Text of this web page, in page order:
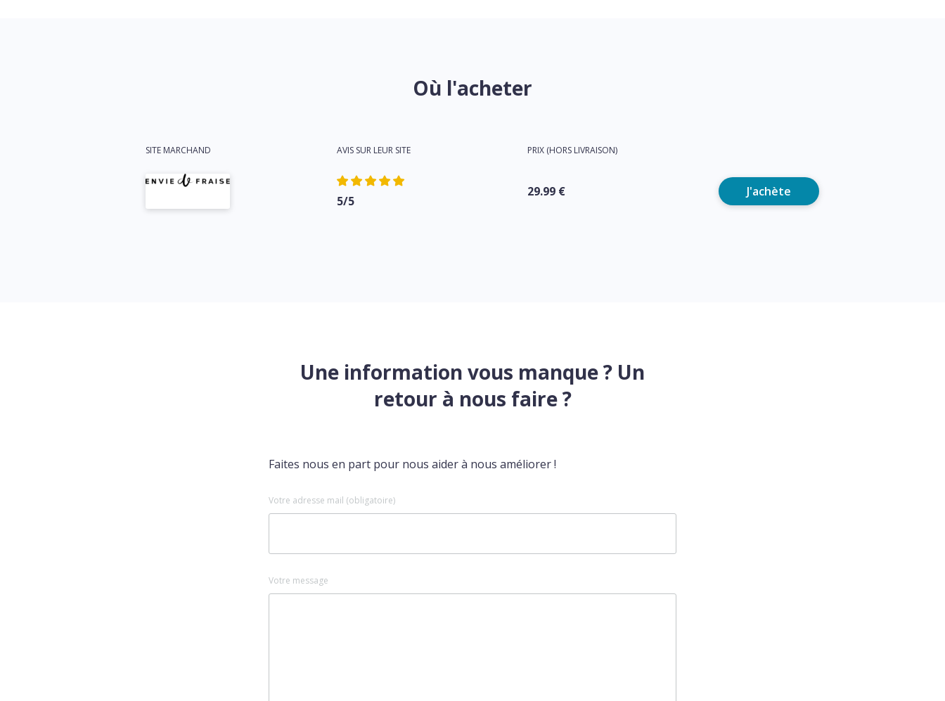
Où l'acheter
SITE MARCHAND AVIS SUR LEUR SITE PRIX (HORS LIVRAISON)
5/5
29.99 € J'achète
Une information vous manque ? Un
retour à nous faire ?
Faites nous en part pour nous aider à nous améliorer !
Votre adresse mail (obligatoire)
Votre message